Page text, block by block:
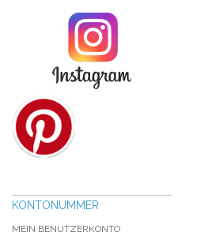
KONTONUMMER
MEIN BENUTZERKONTO